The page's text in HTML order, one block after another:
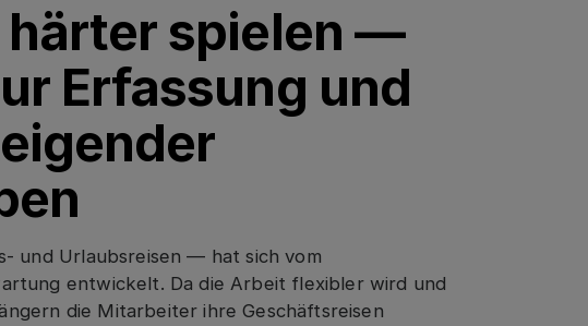
spielen —
Erfassung und
und Urlaubsreisen — hat sich vom
entwickelt. Da die Arbeit flexibler wird und
die Mitarbeiter ihre Geschäftsreisen